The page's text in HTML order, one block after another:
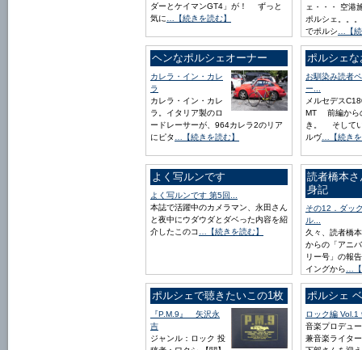
ダーとケイマンGT4」が！ ずっと
気に …【続きを読む】
ェ・・・ 空港
ポルシェ。。
でポルシ …【
ヘンなポルシェオーナー
カレラ・イン・カレ
ラ
カレラ・イン・カレ
ラ。イタリア製のロ
ードレーサーが、964カレラ2のリア
にピタ …【続きを読む】
ポルシェ
お馴染み読者
ー...
メルセデス
MT 前編から
き。 そして
ルヴ…【続き
よく写ルンです
よく写ルンです 第5回...
本誌で活躍中のカメラマン、永田さん
と夜中にウダウダとダベった内容を紹
介したこのコ
…【続きを読む】
読者橋本
身記
その12．ダッ
ル...
久々、読者橋
からの「アニ
リー号」の報
イングから …
ポルシェで聴きたいこの1枚
『P.M.9』 矢沢永
吉
ジャンル：ロック 投
ポルシェ
ロック編 Vol.1
音楽プロデュ
兼音楽ライタ